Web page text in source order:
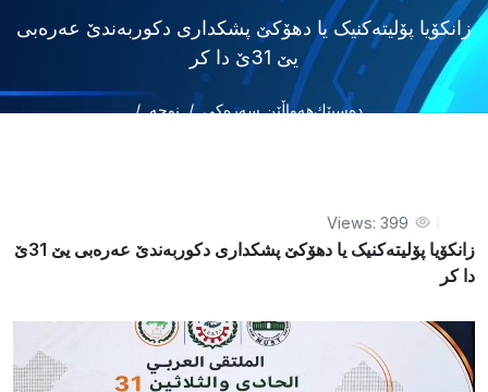
زانکۆیا پۆلیتەکنیک یا دهۆکێ پشکداری دكوربەندێ عەرەبی
یێ 31ێ دا کر
دەسپێكهەواڵێن سەرەکی
نوچە
Views: 399
زانکۆیا پۆلیتەکنیک یا دهۆکێ پشکداری دكوربەندێ عەرەبی یێ 31ێ
دا کر